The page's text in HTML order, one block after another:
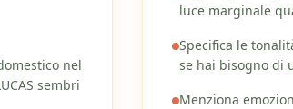
nel
sembri
luce marginale
Specifica le
se hai bisogno di
Menziona